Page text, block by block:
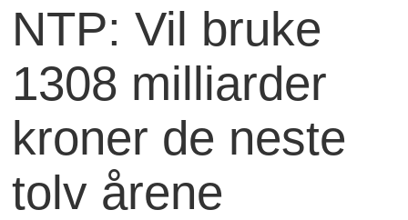
NTP: Vil bruke
1308 milliarder
kroner de neste
tolv årene